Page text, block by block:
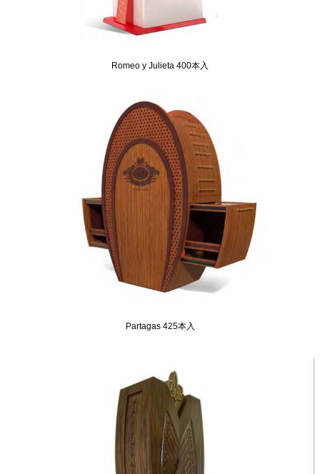
Romeo y Julieta 400本入
Partagas 425本入